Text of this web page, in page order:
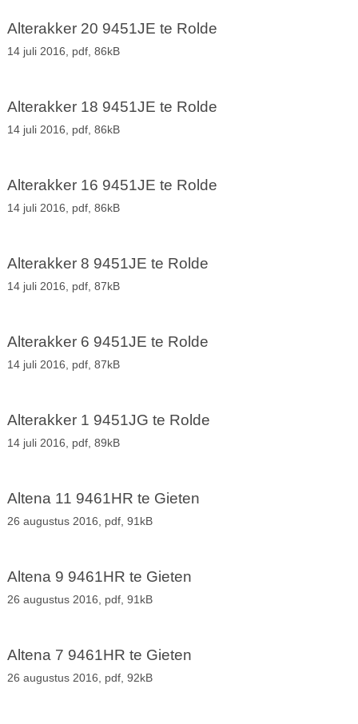
Alterakker 20 9451JE te Rolde
14 juli 2016, pdf, 86kB
Alterakker 18 9451JE te Rolde
14 juli 2016, pdf, 86kB
Alterakker 16 9451JE te Rolde
14 juli 2016, pdf, 86kB
Alterakker 8 9451JE te Rolde
14 juli 2016, pdf, 87kB
Alterakker 6 9451JE te Rolde
14 juli 2016, pdf, 87kB
Alterakker 1 9451JG te Rolde
14 juli 2016, pdf, 89kB
Altena 11 9461HR te Gieten
26 augustus 2016, pdf, 91kB
Altena 9 9461HR te Gieten
26 augustus 2016, pdf, 91kB
Altena 7 9461HR te Gieten
26 augustus 2016, pdf, 92kB